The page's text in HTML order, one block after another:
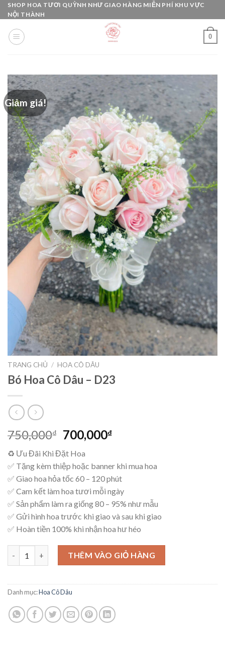
Skip
to
content
SHOP HOA TƯƠI QUỲNH NHƯ GIAO HÀNG MIỄN PHÍ KHU VỰC
NỘI THÀNH
0
Giảm giá!
TRANG CHỦ / HOA CÔ DÂU
Bó Hoa Cô Dâu – D23
750,000₫ Giá
là:
750,000₫.
700,000₫Giá
là:
700,000₫.
♻ Ưu Đãi Khi Đặt Hoa
✅ Tặng kèm thiệp hoặc banner khi mua hoa
✅ Giao hoa hỏa tốc 60 – 120 phút
✅ Cam kết làm hoa tươi mỗi ngày
✅ Sản phẩm làm ra giống 80 – 95% như mẫu
✅ Gửi hình hoa trước khi giao và sau khi giao
✅ Hoàn tiền 100% khi nhận hoa hư héo
Bó Hoa Cô Dâu – D23 số lượngTHÊM VÀO GIỎ HÀNG
Danh mục:Hoa Cô Dâu